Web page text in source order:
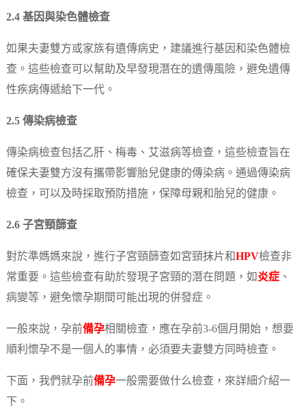
2.4 基因與染色體檢查
如果夫妻雙方或家族有遺傳病史，建議進行基因和染色體檢
查。這些檢查可以幫助及早發現潛在的遺傳風險，避免遺傳
性疾病傳遞給下一代。
2.5 傳染病檢查
傳染病檢查包括乙肝、梅毒、艾滋病等檢查，這些檢查旨在
確保夫妻雙方沒有攜帶影響胎兒健康的傳染病。通過傳染病
檢查，可以及時採取預防措施，保障母親和胎兒的健康。
2.6 子宮頸篩查
對於準媽媽來說，進行子宮頸篩查如宮頸抹片和HPV檢查非
常重要。這些檢查有助於發現子宮頸的潛在問題，如炎症、
病變等，避免懷孕期間可能出現的併發症。
一般來說，孕前備孕相關檢查，應在孕前3-6個月開始，想要
順利懷孕不是一個人的事情，必須要夫妻雙方同時檢查。
下面，我們就孕前備孕一般需要做什么檢查，來詳細介紹一
下。